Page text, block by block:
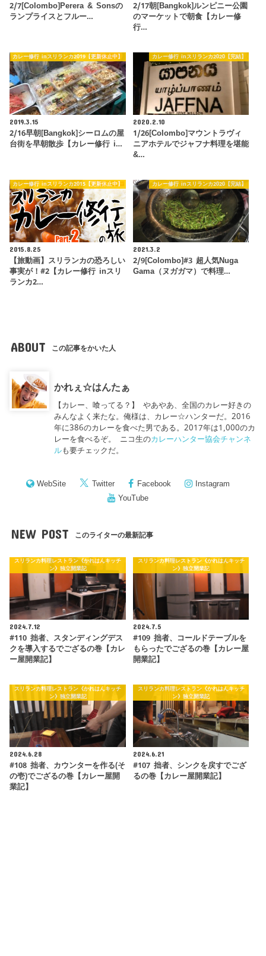
2/7[Colombo]Perera & Sonsの
ランプライスとフルー…
2/17朝[Bangkok]ルンピニー公園
のマーケットで朝食【カレー修
行…
カレー修行 inスリランカ2019【更新休止中】
2019.3.15
2/16早朝[Bangkok]シーロムの屋
台街を早朝散歩【カレー修行 i…
カレー修行 inスリランカ2020【完結】
2020.2.10
1/26[Colombo]マウントラヴィ
ニアホテルでジャフナ料理を堪能
&…
カレー修行 inスリランカ2015【更新休止中】
2015.8.25
【旅動画】スリランカの恐ろしい
事実が！#2【カレー修行 inスリ
ランカ2…
カレー修行 inスリランカ2020【完結】
2021.3.2
2/9[Colombo]#3 超人気Nuga
Gama（ヌガガマ）で料理…
ABOUT この記事をかいた人
かれぇ☆はんたぁ
【カレー、喰ってる？】 やあやあ、全国のカレー好きの
みんなよく来たな。俺様は、カレー☆ハンターだ。2016
年に386のカレーを食べた男である。2017年は1,000のカ
レーを食べるぞ。 ニコ生のカレーハンター協会チャンネ
ルも要チェックだ。
WebSite Twitter Facebook
Instagram
YouTube
NEW POST このライターの最新記事
スリランカ料理レストラン《かれはんキッチ
ン》独立開業記
2024.7.12
#110 拙者、スタンディングデス
クを導入するでござるの巻【カレ
ー屋開業記】
スリランカ料理レストラン《かれはんキッチ
ン》独立開業記
2024.7.5
#109 拙者、コールドテーブルを
もらったでござるの巻【カレー屋
開業記】
スリランカ料理レストラン《かれはんキッチ
ン》独立開業記
2024.6.28
#108 拙者、カウンターを作る(そ
の壱)でござるの巻【カレー屋開
業記】
スリランカ料理レストラン《かれはんキッチ
ン》独立開業記
2024.6.21
#107 拙者、シンクを戻すでござ
るの巻【カレー屋開業記】